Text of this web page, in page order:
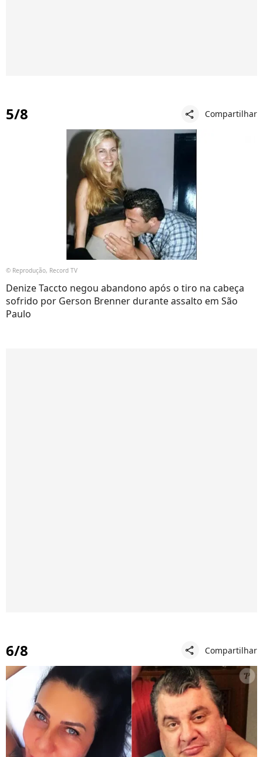
5/8 share Compartilhar
© Reprodução, Record TV
Denize Taccto negou abandono após o tiro na cabeça
sofrido por Gerson Brenner durante assalto em São
Paulo
6/8 share Compartilhar